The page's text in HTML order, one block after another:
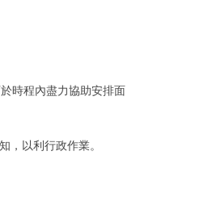
時程內盡力協助安排面
，以利行政作業。